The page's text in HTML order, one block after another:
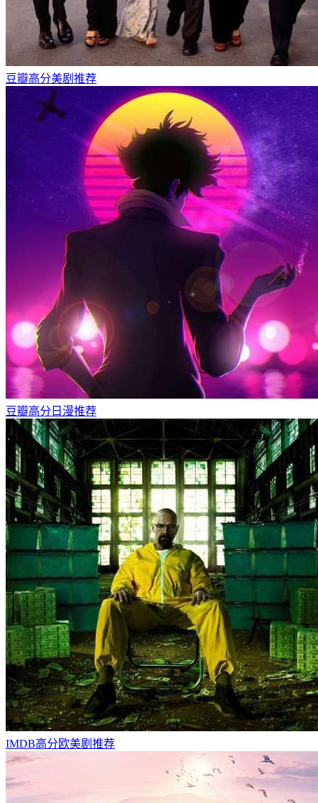
豆瓣高分美剧推荐
豆瓣高分日漫推荐
IMDB高分欧美剧推荐